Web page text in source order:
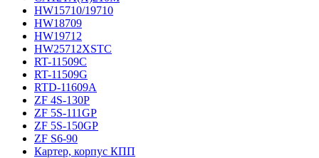
HW15710/19710
HW18709
HW19712
HW25712XSTC
RT-11509C
RT-11509G
RTD-11609A
ZF 4S-130P
ZF 5S-111GP
ZF 5S-150GP
ZF S6-90
Картер, корпус КПП